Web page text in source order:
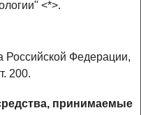
<*>.
Российской Федерации,
200.
принимаемые